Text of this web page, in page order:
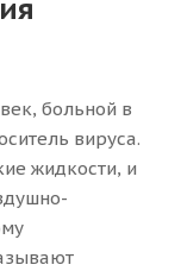
больной в
вируса.
жидкости, и